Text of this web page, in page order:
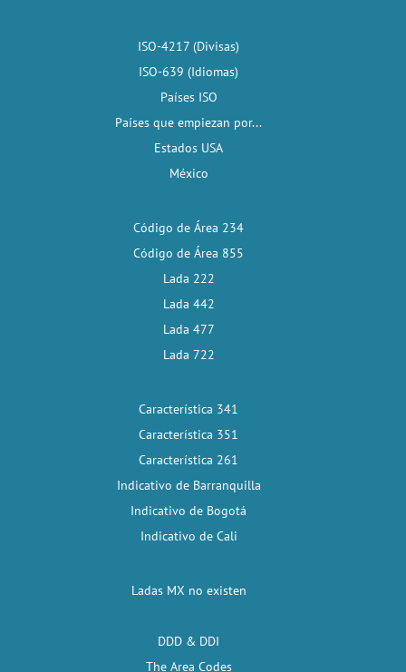
ISO-4217 (Divisas)
ISO-639 (Idiomas)
Países ISO
Países que empiezan por...
Estados USA
México
Código de Área 234
Código de Área 855
Lada 222
Lada 442
Lada 477
Lada 722
Característica 341
Característica 351
Característica 261
Indicativo de Barranquilla
Indicativo de Bogotá
Indicativo de Cali
Ladas MX no existen
DDD & DDI
The Area Codes